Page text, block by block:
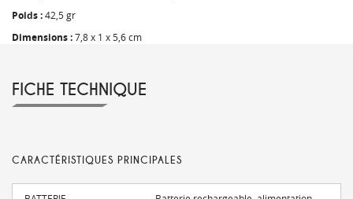
Poids :42,5 gr
Dimensions :7,8 x 1 x 5,6 cm
FICHE TECHNIQUE
CARACTÉRISTIQUES PRINCIPALES